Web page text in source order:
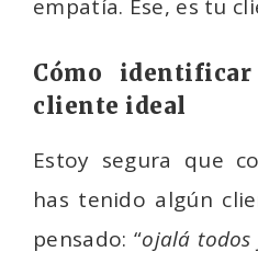
empatía. Ese, es tu
Cómo
cliente ideal
Estoy segura que
has tenido algún
pensado: “ojalá